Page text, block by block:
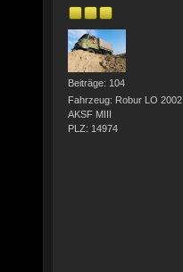
Beiträge: 104
Fahrzeug: Robur LO 2002
AKSF MIII
PLZ: 14974